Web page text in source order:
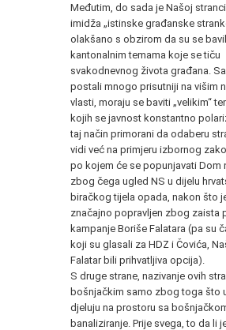
Međutim, do sada je Našoj
imidža „istinske građanske
olakšano s obzirom da su se
kantonalnim temama koje se tiču
svakodnevnog života građana.
postali mnogo prisutniji na višim
vlasti, moraju se baviti „velikim“
kojih se javnost konstantno
taj način primorani da odaberu
vidi već na primjeru izbornog
po kojem će se popunjavati Dom
zbog čega ugled NS u dijelu
biračkog tijela opada, nakon što
značajno popravljen zbog zaista
kampanje Boriše Falatara (pa su
koji su glasali za HDZ i Čovića,
Falatar bili prihvatljiva opcija).
S druge strane, nazivanje ovih
bošnjačkim samo zbog toga što
djeluju na prostoru sa
banaliziranje. Prije svega, to da li